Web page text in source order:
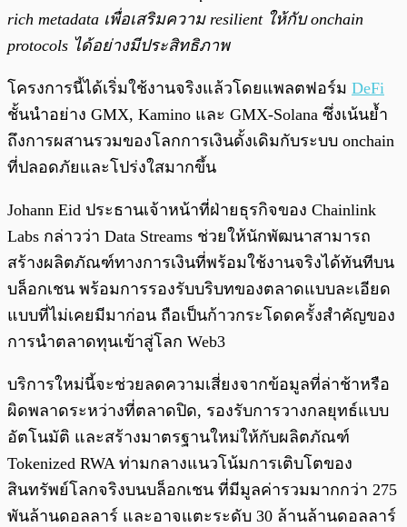
rich metadata เพื่อเสริมความ resilient ให้กับ onchain
protocols ได้อย่างมีประสิทธิภาพ
โครงการนี้ได้เริ่มใช้งานจริงแล้วโดยแพลตฟอร์ม DeFi
ชั้นนำอย่าง GMX, Kamino และ GMX-Solana ซึ่งเน้นย้ำ
ถึงการผสานรวมของโลกการเงินดั้งเดิมกับระบบ onchain
ที่ปลอดภัยและโปร่งใสมากขึ้น
Johann Eid ประธานเจ้าหน้าที่ฝ่ายธุรกิจของ Chainlink
Labs กล่าวว่า Data Streams ช่วยให้นักพัฒนาสามารถ
สร้างผลิตภัณฑ์ทางการเงินที่พร้อมใช้งานจริงได้ทันทีบน
บล็อกเชน พร้อมการรองรับบริบทของตลาดแบบละเอียด
แบบที่ไม่เคยมีมาก่อน ถือเป็นก้าวกระโดดครั้งสำคัญของ
การนำตลาดทุนเข้าสู่โลก Web3
บริการใหม่นี้จะช่วยลดความเสี่ยงจากข้อมูลที่ล่าช้าหรือ
ผิดพลาดระหว่างที่ตลาดปิด, รองรับการวางกลยุทธ์แบบ
อัตโนมัติ และสร้างมาตรฐานใหม่ให้กับผลิตภัณฑ์
Tokenized RWA ท่ามกลางแนวโน้มการเติบโตของ
สินทรัพย์โลกจริงบนบล็อกเชน ที่มีมูลค่ารวมมากกว่า 275
พันล้านดอลลาร์ และอาจแตะระดับ 30 ล้านล้านดอลลาร์